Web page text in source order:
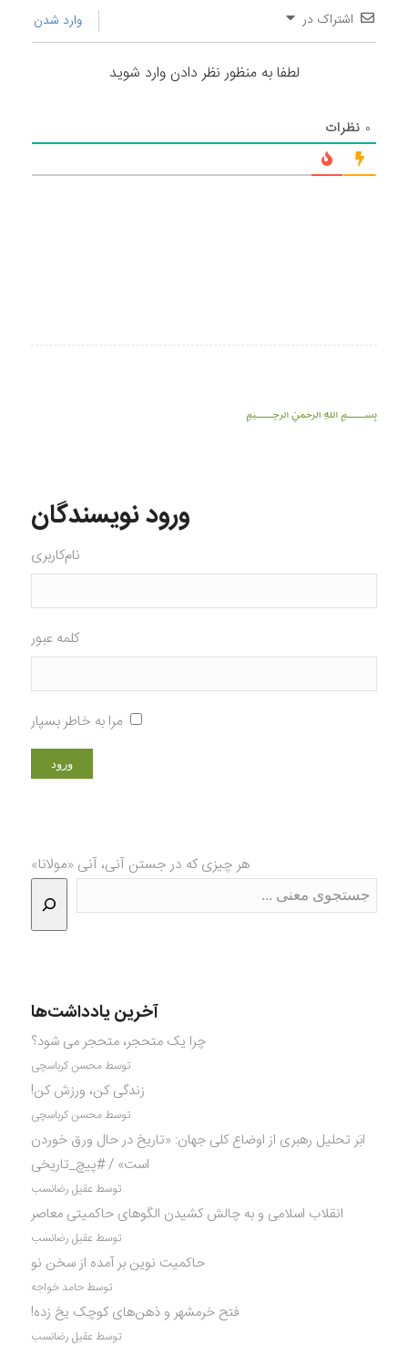
اشتراک در وارد شدن
لطفا به منظور نظر دادن وارد شوید
۰ نظرات
﷽
ورود نویسندگان
نام‌کاربری
کلمه عبور
مرا به خاطر بسپار
هر چیزی که در جستن آنی، آنی «مولانا»
آخرین یادداشت‌ها
چرا یک متحجر، متحجر می شود؟
توسط محسن کرباسچی
زندگی کن، ورزش کن!
توسط محسن کرباسچی
ابَر تحلیل رهبری از اوضاع کلی جهان: «تاریخ در حال ورق خوردن
است» / #پیچ_تاریخی
توسط عقیل رضانسب
انقلاب اسلامی و به چالش کشیدن الگوهای حاکمیتی معاصر
توسط عقیل رضانسب
حاکمیت نوین بر آمده از سخن نو
توسط حامد خواجه
فتح خرمشهر و ذهن‌های کوچک یخ زده!
توسط عقیل رضانسب